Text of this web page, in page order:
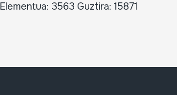
Elementua: 3563 Guztira: 15871